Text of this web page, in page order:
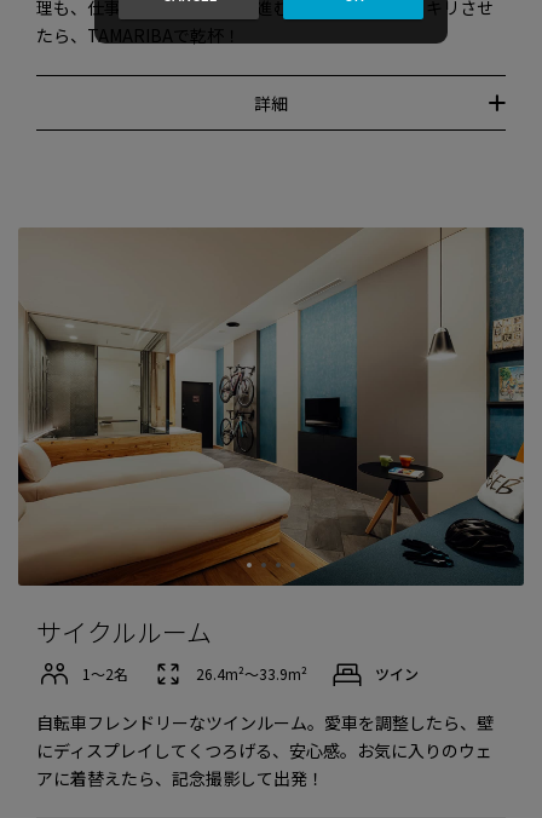
理も、仕事の残りもサクサク進む。気がかりをスッキリさせ
たら、TAMARIBAで乾杯！
詳細
サイクルルーム
1〜2名 26.4m²〜33.9m² ツイン
自転車フレンドリーなツインルーム。愛車を調整したら、壁
にディスプレイしてくつろげる、安心感。お気に入りのウェ
アに着替えたら、記念撮影して出発！